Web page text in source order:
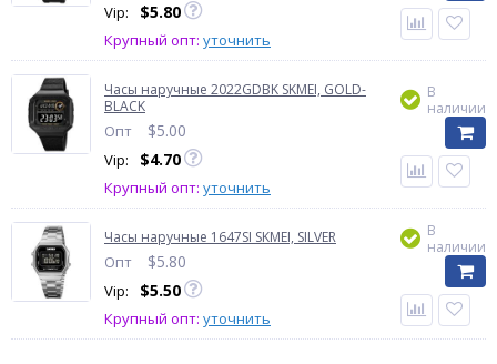
Vip: $5.80
Крупный опт: уточнить
Часы наручные 2022GDBK SKMEI, GOLD-
BLACK
Опт $5.00
Vip: $4.70
Крупный опт: уточнить
В
наличии
Часы наручные 1647SI SKMEI, SILVER
Опт $5.80
Vip: $5.50
Крупный опт: уточнить
В
наличии